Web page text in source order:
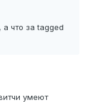
что за tagged
умеют